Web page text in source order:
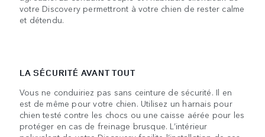
votre Discovery permettront à votre chien de rester calme
et détendu.
LA SÉCURITÉ AVANT TOUT
Vous ne conduiriez pas sans ceinture de sécurité. Il en
est de même pour votre chien. Utilisez un harnais pour
chien testé contre les chocs ou une caisse aérée pour les
protéger en cas de freinage brusque. L’intérieur